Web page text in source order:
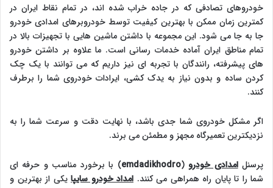
خودروهای تصادفی که در جاده خراب شده اند، در تمام نقاط ایران در
کمترین زمان ممکن با بهترین کیفیت توسط خودروبرهای امدادی خودرو
جا به جا می شود. این مجموعه با داشتن ماشین هایی با تجهیزات بالا در
تمام مناطق ایران آماده خدمات رسانی است. ما علاوه بر داشتن خودرو
های پیشرفته، رانندگان با تجربه ای نیز داریم که می توانند با یک چک
کردن ساده و بدون نیاز به یدک کشی، ایرادات خودروی شما را برطرف
کنند.
اگر مشکل خودروی شما جدی باشد، با نهایت دقت و سرعت شما را به
نزدیکترین تعمیرگاه مجهز و مطمئن می برند.
پرسنلامدادی خودرو (
emdadikhodro) با برخورد مناسب و حرفه ای
شما را تا پایان راه همراهی می کنند. امداد خودرو سایپا یکی از بهترین و